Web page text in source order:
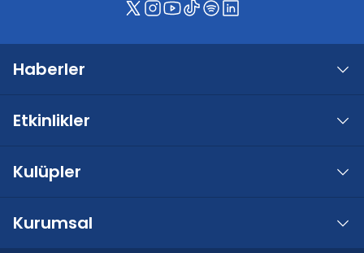
Haberler
Etkinlikler
Kulüpler
Kurumsal